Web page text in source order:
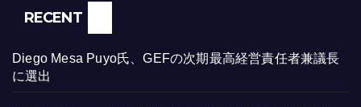
RECENT
Diego Mesa Puyo氏、GEFの次期最高経営責任者兼議長
に選出